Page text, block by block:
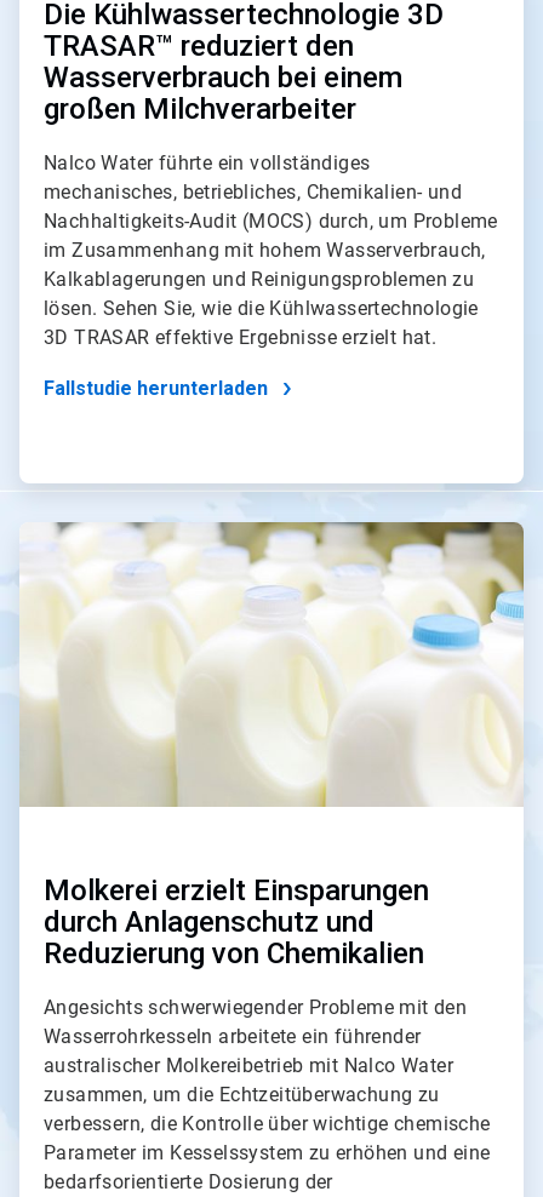
Die Kühlwassertechnologie 3D
TRASAR™ reduziert den
Wasserverbrauch bei einem
großen Milchverarbeiter
Nalco Water führte ein vollständiges
mechanisches, betriebliches, Chemikalien- und
Nachhaltigkeits-Audit (MOCS) durch, um Probleme
im Zusammenhang mit hohem Wasserverbrauch,
Kalkablagerungen und Reinigungsproblemen zu
lösen. Sehen Sie, wie die Kühlwassertechnologie
3D TRASAR effektive Ergebnisse erzielt hat.
Fallstudie herunterladen
ArticleTile
Molkerei erzielt Einsparungen
durch Anlagenschutz und
Reduzierung von Chemikalien
Angesichts schwerwiegender Probleme mit den
Wasserrohrkesseln arbeitete ein führender
australischer Molkereibetrieb mit Nalco Water
zusammen, um die Echtzeitüberwachung zu
verbessern, die Kontrolle über wichtige chemische
Parameter im Kesselssystem zu erhöhen und eine
bedarfsorientierte Dosierung der